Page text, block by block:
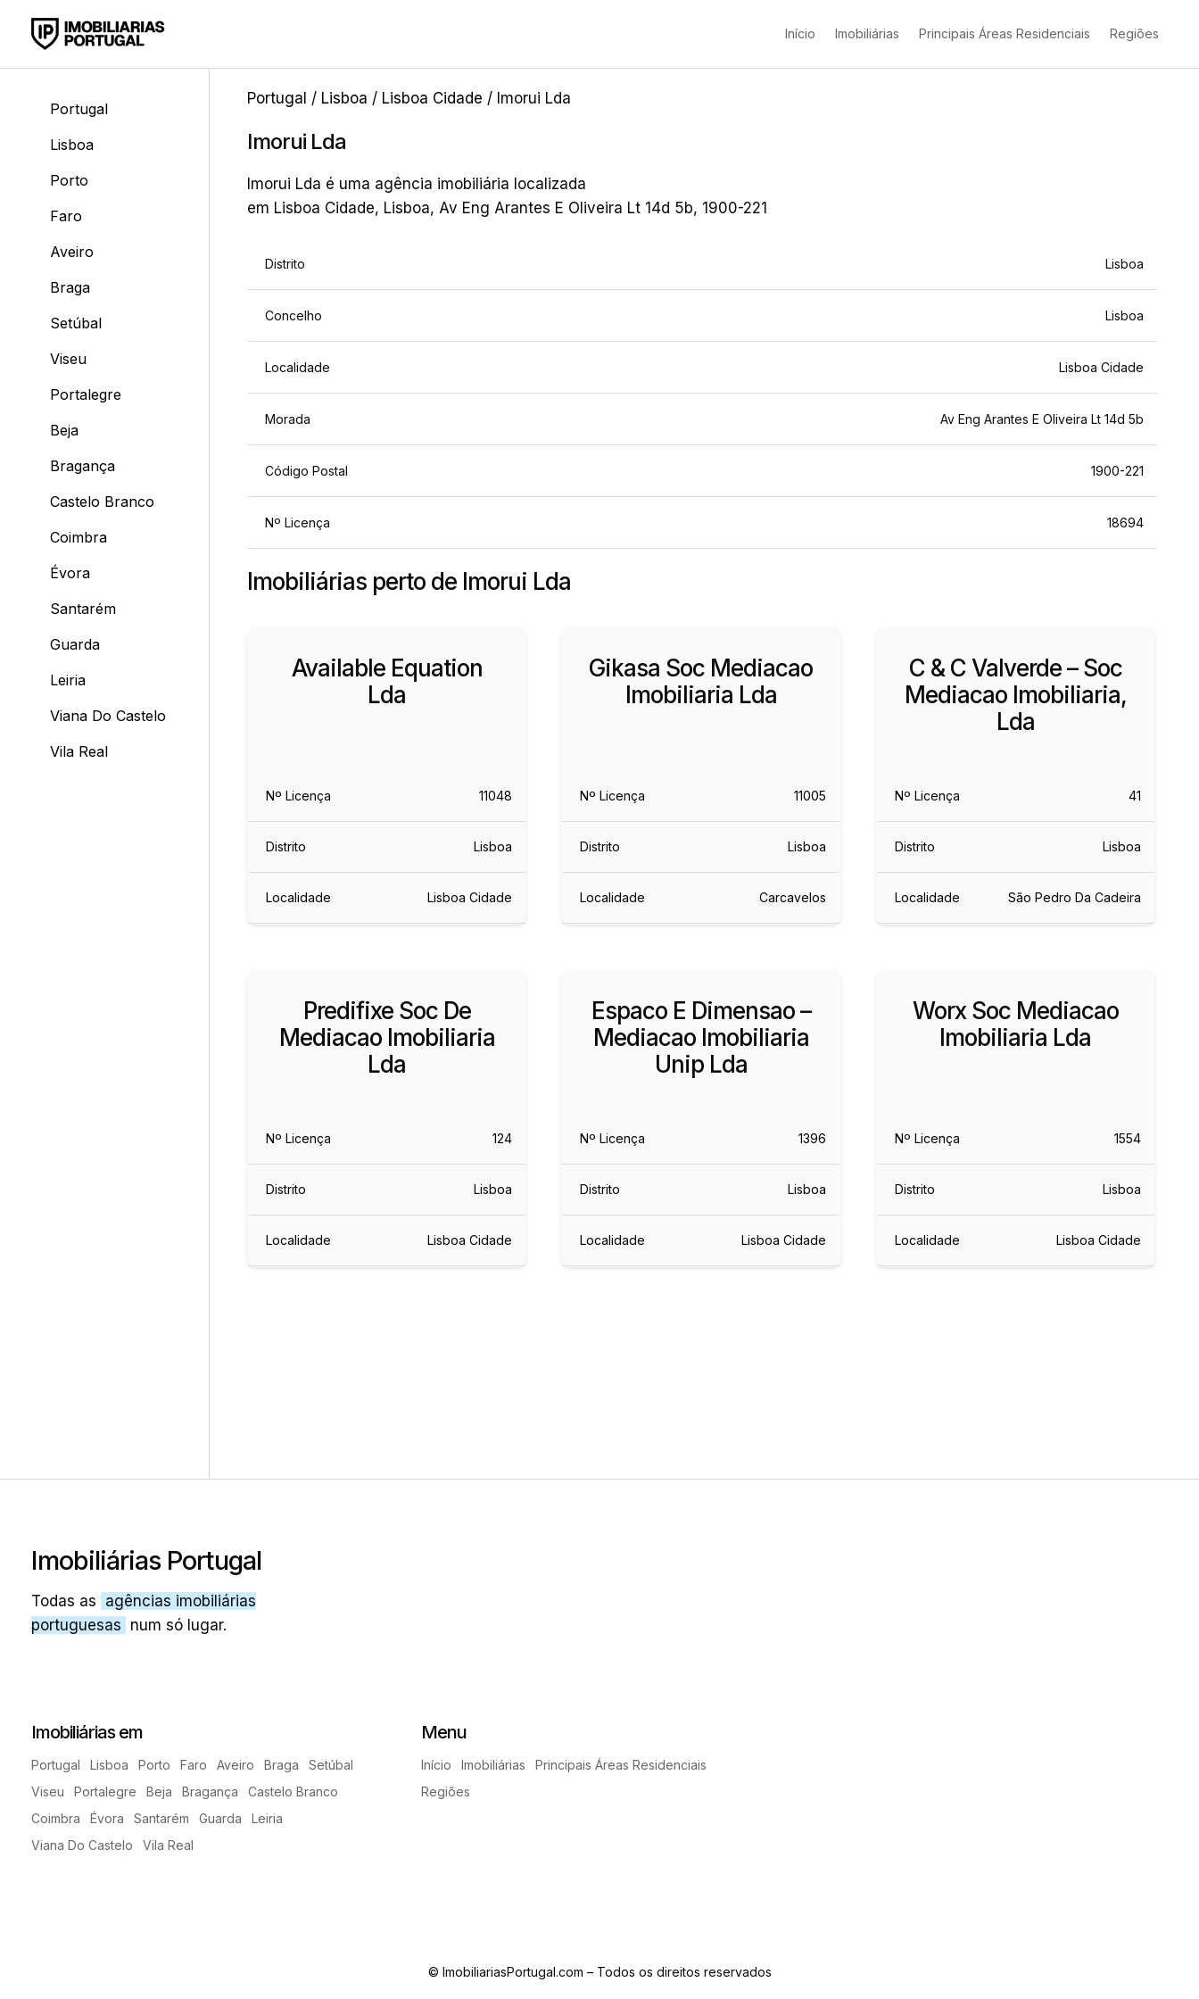
Início Imobiliárias Principais Áreas Residenciais Regiões
Portugal
Lisboa
Porto
Faro
Aveiro
Braga
Setúbal
Viseu
Portalegre
Beja
Bragança
Castelo Branco
Coimbra
Évora
Santarém
Guarda
Leiria
Viana Do Castelo
Vila Real
Portugal / Lisboa / Lisboa Cidade / Imorui Lda
Imorui Lda
Imorui Lda é uma agência imobiliária localizada
em Lisboa Cidade, Lisboa, Av Eng Arantes E Oliveira Lt 14d 5b, 1900-221
Distrito Lisboa
Concelho Lisboa
Localidade Lisboa Cidade
Morada Av Eng Arantes E Oliveira Lt 14d 5b
Código Postal 1900-221
Nº Licença 18694
Imobiliárias perto de Imorui Lda
Available Equation
Lda
Nº Licença 11048
Distrito Lisboa
Localidade Lisboa Cidade
Gikasa Soc Mediacao
Imobiliaria Lda
Nº Licença 11005
Distrito Lisboa
Localidade Carcavelos
C & C Valverde – Soc
Mediacao Imobiliaria,
Lda
Nº Licença 41
Distrito Lisboa
Localidade São Pedro Da Cadeira
Predifixe Soc De
Mediacao Imobiliaria
Lda
Nº Licença 124
Distrito Lisboa
Localidade Lisboa Cidade
Espaco E Dimensao –
Mediacao Imobiliaria
Unip Lda
Nº Licença 1396
Distrito Lisboa
Localidade Lisboa Cidade
Worx Soc Mediacao
Imobiliaria Lda
Nº Licença 1554
Distrito Lisboa
Localidade Lisboa Cidade
Imobiliárias Portugal
Todas as agências imobiliárias
portuguesas num só lugar.
Imobiliárias em
Portugal Lisboa Porto Faro Aveiro Braga
Setúbal
Viseu
Portalegre Beja Bragança
Castelo Branco
Coimbra
Évora Santarém Guarda
Leiria
Viana Do Castelo
Vila Real
Menu
Início Imobiliárias
Principais Áreas Residenciais
Regiões
© ImobiliariasPortugal.com – Todos os direitos reservados